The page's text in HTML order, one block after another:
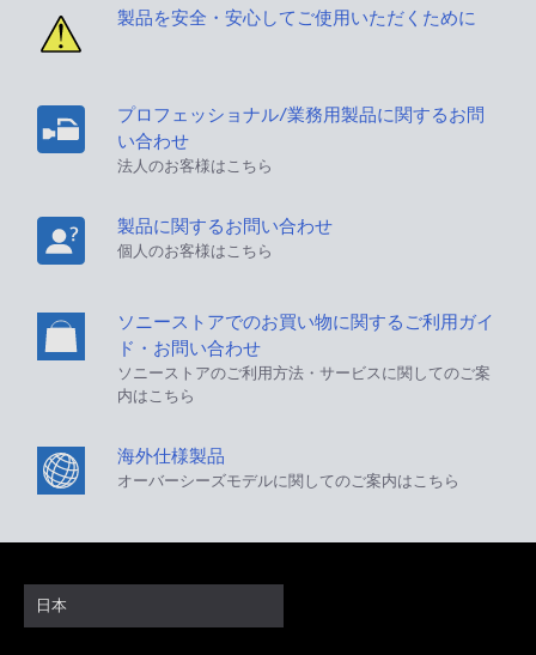
製品を安全・安心してご使用いただくために
プロフェッショナル/業務用製品に関するお問
い合わせ
法人のお客様はこちら
製品に関するお問い合わせ
個人のお客様はこちら
ソニーストアでのお買い物に関するご利用ガイ
ド・お問い合わせ
ソニーストアのご利用方法・サービスに関してのご案
内はこちら
海外仕様製品
オーバーシーズモデルに関してのご案内はこちら
日本